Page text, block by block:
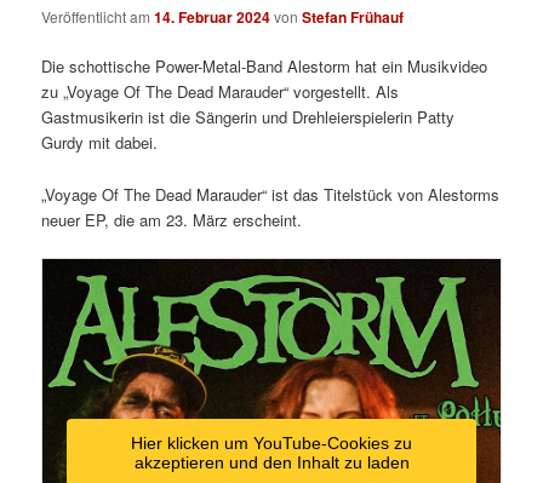
Veröffentlicht am14. Februar 2024vonStefan Frühauf
Die schottische Power-Metal-Band Alestorm hat ein Musikvideo
zu „Voyage Of The Dead Marauder“ vorgestellt. Als
Gastmusikerin ist die Sängerin und Drehleierspielerin Patty
Gurdy mit dabei.
„Voyage Of The Dead Marauder“ ist das Titelstück von Alestorms
neuer EP, die am 23. März erscheint.
Hier klicken um YouTube-Cookies zu
akzeptieren und den Inhalt zu laden